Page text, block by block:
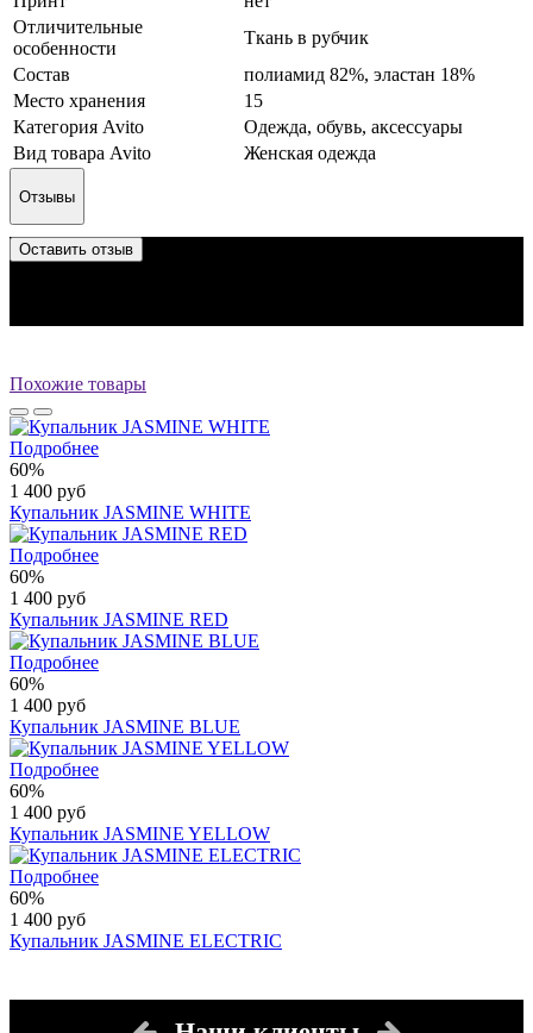
Отличительные
особенности
Ткань в рубчик
Состав
полиамид 82%, эластан 18%
Место хранения
15
Категория Avito
Одежда, обувь, аксессуары
Вид товара Avito
Женская одежда
Отзывы
Оставить отзыв
Похожие товары
Подробнее
60%
1 400 руб
Купальник JASMINE WHITE
Подробнее
60%
1 400 руб
Купальник JASMINE RED
Подробнее
60%
1 400 руб
Купальник JASMINE BLUE
Подробнее
60%
1 400 руб
Купальник JASMINE YELLOW
Подробнее
60%
1 400 руб
Купальник JASMINE ELECTRIC